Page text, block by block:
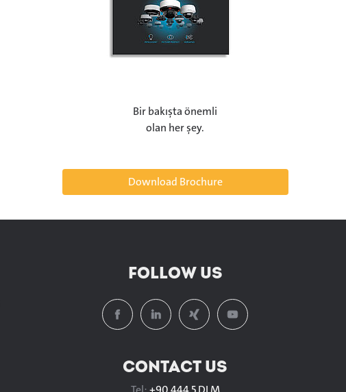
Bir bakışta önemli
olan her şey.
Download Brochure
FOLLOW US
CONTACT US